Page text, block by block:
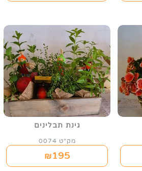
גינת תבלינים
מק"ט 0074
₪195